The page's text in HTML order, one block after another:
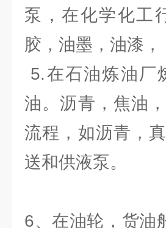
泵，在化学化工
胶，油墨，油漆
5.在石油炼油厂
油。沥青，焦油
流程，如沥青，
送和供液泵。
6、在油轮，货油